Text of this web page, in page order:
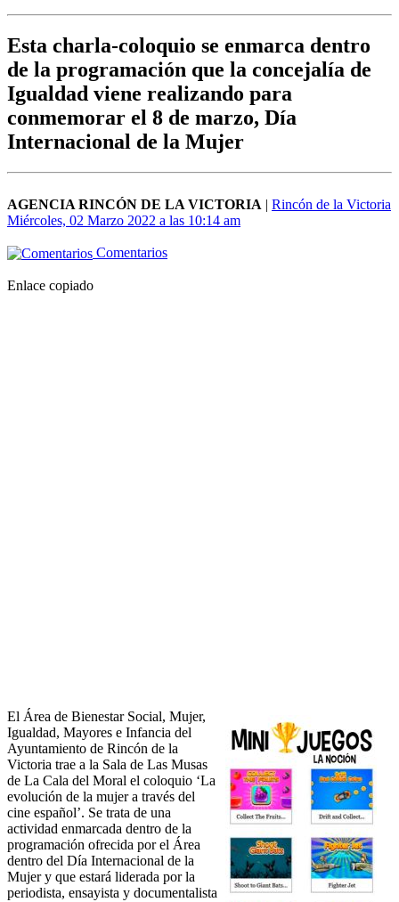
Esta charla-coloquio se enmarca dentro
de la programación que la concejalía de
Igualdad viene realizando para
conmemorar el 8 de marzo, Día
Internacional de la Mujer
AGENCIA RINCÓN DE LA VICTORIA | Rincón de la Victoria
Miércoles, 02 Marzo 2022 a las 10:14 am
Comentarios
Enlace copiado
El Área de Bienestar Social, Mujer,
Igualdad, Mayores e Infancia del
Ayuntamiento de Rincón de la
Victoria trae a la Sala de Las Musas
de La Cala del Moral el coloquio ‘La
evolución de la mujer a través del
cine español’. Se trata de una
actividad enmarcada dentro de la
programación ofrecida por el Área
dentro del Día Internacional de la
Mujer y que estará liderada por la
periodista, ensayista y documentalista